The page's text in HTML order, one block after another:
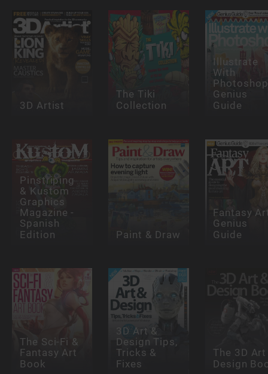
3D Artist
The Tiki
Collection
Illustrate
With
Photoshop
Genius
Guide
Pinstriping
& Kustom
Graphics
Magazine -
Spanish
Edition Paint & Draw
Fantasy
Genius
Guide
The Sci-Fi &
Fantasy Art
Book
3D Art &
Design Tips,
Tricks &
Fixes
The 3D
Design